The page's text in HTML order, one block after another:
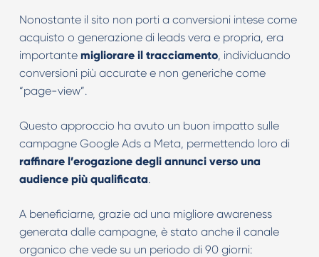
Nonostante il sito non porti a conversioni intese come
acquisto o generazione di leads vera e propria, era
importante migliorare il tracciamento, individuando
conversioni più accurate e non generiche come
“page-view”.
Questo approccio ha avuto un buon impatto sulle
campagne Google Ads a Meta, permettendo loro di
raffinare l’erogazione degli annunci verso una
audience più qualificata.
A beneficiarne, grazie ad una migliore awareness
generata dalle campagne, è stato anche il canale
organico che vede su un periodo di 90 giorni: